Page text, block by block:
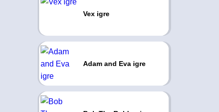
Vex igre
Adam and Eva igre